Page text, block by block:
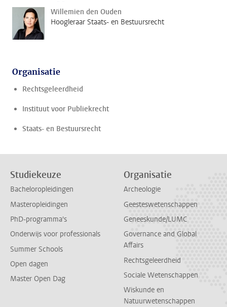
Willemien den Ouden
Hoogleraar Staats- en Bestuursrecht
Organisatie
Rechtsgeleerdheid
Instituut voor Publiekrecht
Staats- en Bestuursrecht
Studiekeuze
Bacheloropleidingen
Masteropleidingen
PhD-programma's
Onderwijs voor professionals
Summer Schools
Open dagen
Master Open Dag
Organisatie
Archeologie
Geesteswetenschappen
Geneeskunde/LUMC
Governance and Global
Affairs
Rechtsgeleerdheid
Sociale Wetenschappen
Wiskunde en
Natuurwetenschappen